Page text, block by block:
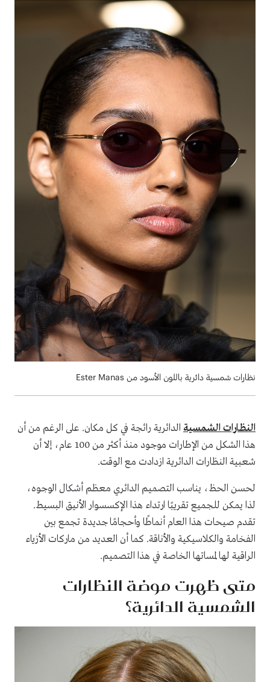
نظارات شمسية دائرية باللون الأسود من Ester Manas
النظارات الشمسية الدائرية رائجة في كل مكان. على الرغم من أن
هذا الشكل من الإطارات موجود منذ أكثر من 100 عام، إلا أن
شعبية النظارات الدائرية ازدادت مع الوقت.
لحسن الحظ، يناسب التصميم الدائري معظم أشكال الوجوه،
لذا يمكن للجميع تقريبًا ارتداء هذا الإكسسوار الأنيق البسيط.
تقدم صيحات هذا العام أنماطًا وأحجامًا جديدة تجمع بين
الفخامة والكلاسيكية والأناقة. كما أن العديد من ماركات الأزياء
الراقية لها لمساتها الخاصة في هذا التصميم.
متى ظهرت موضة النظارات
الشمسية الدائرية؟